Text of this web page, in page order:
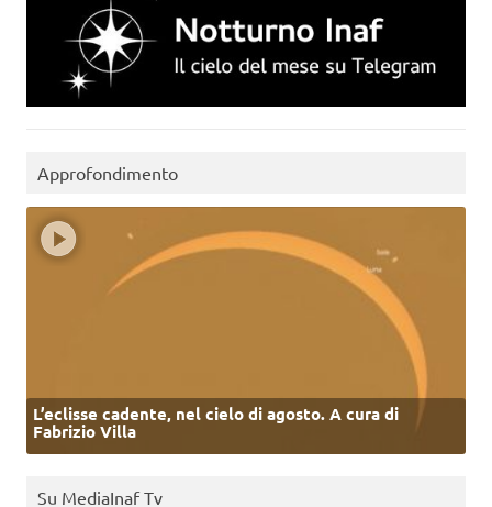
Approfondimento
L’eclisse cadente, nel cielo di agosto. A cura di
Fabrizio Villa
Su MediaInaf Tv